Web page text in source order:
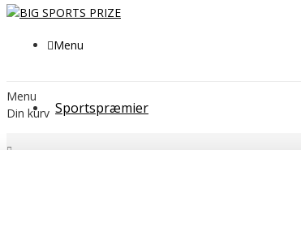
Menu
Din kurv
Menu
Sportspræmier